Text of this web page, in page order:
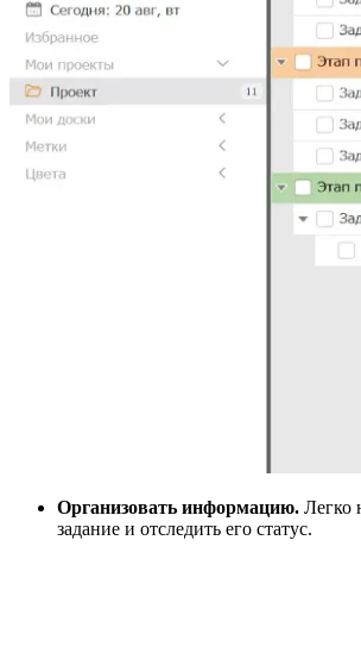
Организовать информацию. Легко
задание и отследить его статус.